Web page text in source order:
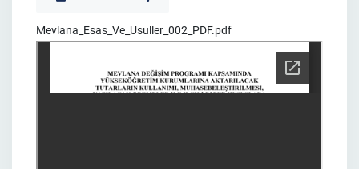
Mevlana_Esas_Ve_Usuller_002_PDF.pdf